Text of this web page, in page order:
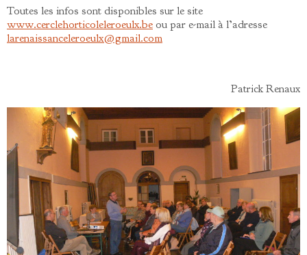
Toutes les infos sont disponibles sur le site
www.cerclehorticoleleroeulx.beou par e-mail à l’adresse
larenaissanceleroeulx@gmail.com
Patrick Renaux